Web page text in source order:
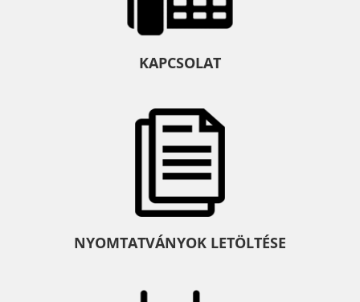
KAPCSOLAT
NYOMTATVÁNYOK LETÖLTÉSE